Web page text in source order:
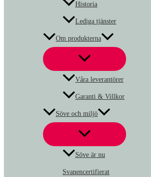
Historia
Lediga tjänster
Om produkterna
Våra leverantörer
Garanti & Villkor
Söve och miljö
Söve är nu
Svanencertifierat